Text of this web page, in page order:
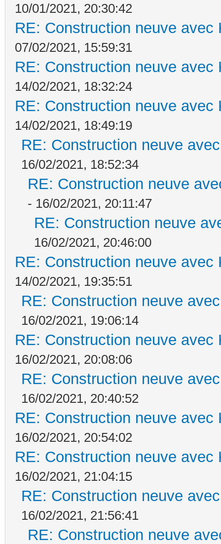
10/01/2021, 20:30:42
RE: Construction neuve avec
07/02/2021, 15:59:31
RE: Construction neuve avec
14/02/2021, 18:32:24
RE: Construction neuve avec
14/02/2021, 18:49:19
RE: Construction neuve
16/02/2021, 18:52:34
RE: Construction neuve
- 16/02/2021, 20:11:47
RE: Construction neuve
16/02/2021, 20:46:00
RE: Construction neuve avec
14/02/2021, 19:35:51
RE: Construction neuve
16/02/2021, 19:06:14
RE: Construction neuve avec
16/02/2021, 20:08:06
RE: Construction neuve
16/02/2021, 20:40:52
RE: Construction neuve avec
16/02/2021, 20:54:02
RE: Construction neuve avec
16/02/2021, 21:04:15
RE: Construction neuve
16/02/2021, 21:56:41
RE: Construction neuve